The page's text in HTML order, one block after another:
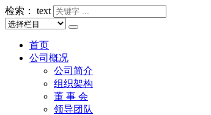
检索： text
首页
公司概况
公司简介
组织架构
董 事 会
领导团队